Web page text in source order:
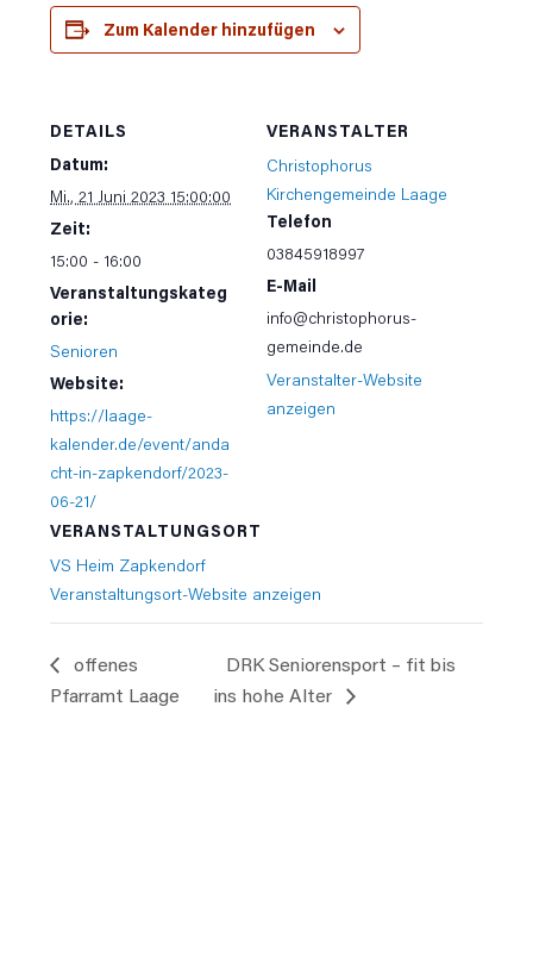
Zum Kalender hinzufügen
DETAILS
Datum:
Mi., 21 Juni 2023 15:00:00
Zeit:
15:00 - 16:00
Veranstaltungskateg
orie:
Senioren
Website:
https://laage-
kalender.de/event/anda
cht-in-zapkendorf/2023-
06-21/
VERANSTALTUNGSORT
VS Heim Zapkendorf
Veranstaltungsort-Website anzeigen
VERANSTALTER
Christophorus
Kirchengemeinde Laage
Telefon
03845918997
E-Mail
info@christophorus-
gemeinde.de
Veranstalter-Website
anzeigen
offenes
Pfarramt Laage
DRK Seniorensport – fit bis
ins hohe Alter